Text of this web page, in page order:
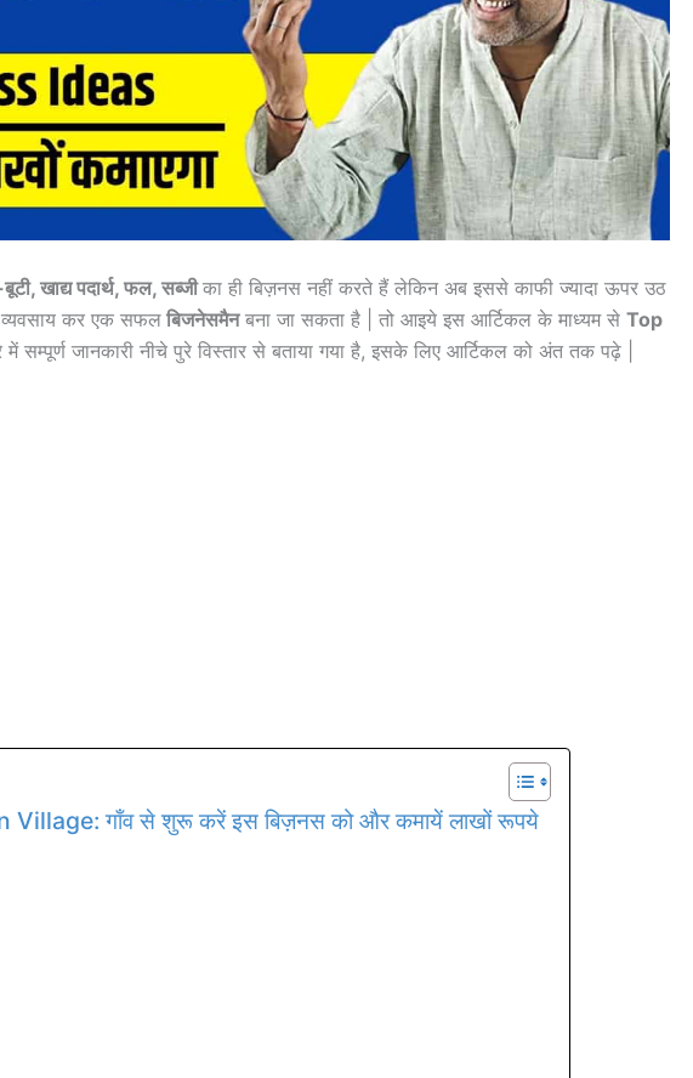
खाद्य पदार्थ, फल, सब्जीका ही बिज़नस नहीं करते हैं लेकिन अब इससे काफी ज्यादा ऊपर उठ
कर एक सफल बिजनेसमैनबना जा सकता है | तो आइये इस आर्टिकल के माध्यम से Top
में सम्पूर्ण जानकारी नीचे पुरे विस्तार से बताया गया है, इसके लिए आर्टिकल को अंत तक पढ़े |
गाँव से शुरू करें इस बिज़नस को और कमायें लाखों रूपये